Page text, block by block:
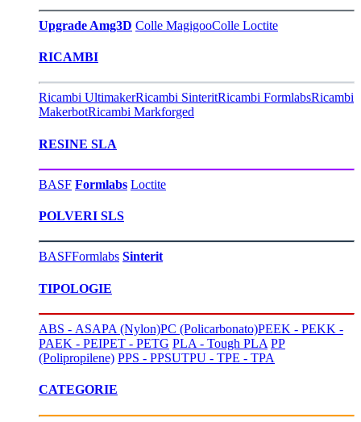
Upgrade Amg3D Colle MagigooColle Loctite
RICAMBI
Ricambi UltimakerRicambi SinteritRicambi FormlabsRicambi
MakerbotRicambi Markforged
RESINE SLA
BASF Formlabs Loctite
POLVERI SLS
BASFFormlabs Sinterit
TIPOLOGIE
ABS - ASAPA (Nylon)PC (Policarbonato)PEEK - PEKK -
PAEK - PEIPET - PETG PLA - Tough PLA PP
(Polipropilene) PPS - PPSUTPU - TPE - TPA
CATEGORIE